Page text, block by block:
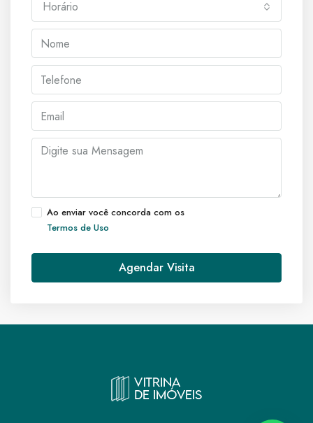
Horário
Ao enviar você concorda com os
Termos de Uso
Agendar Visita